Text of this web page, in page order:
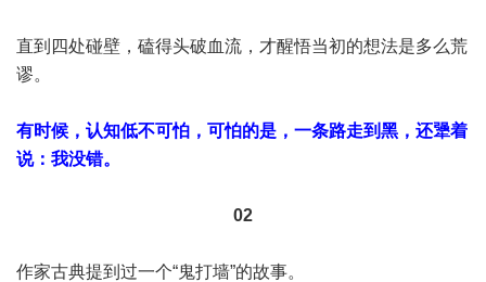
直到四处碰壁，磕得头破血流，才醒悟当初的想法是多么荒
谬。
有时候，认知低不可怕，可怕的是，一条路走到黑，还犟着
说：我没错。
02
作家古典提到过一个“鬼打墙”的故事。